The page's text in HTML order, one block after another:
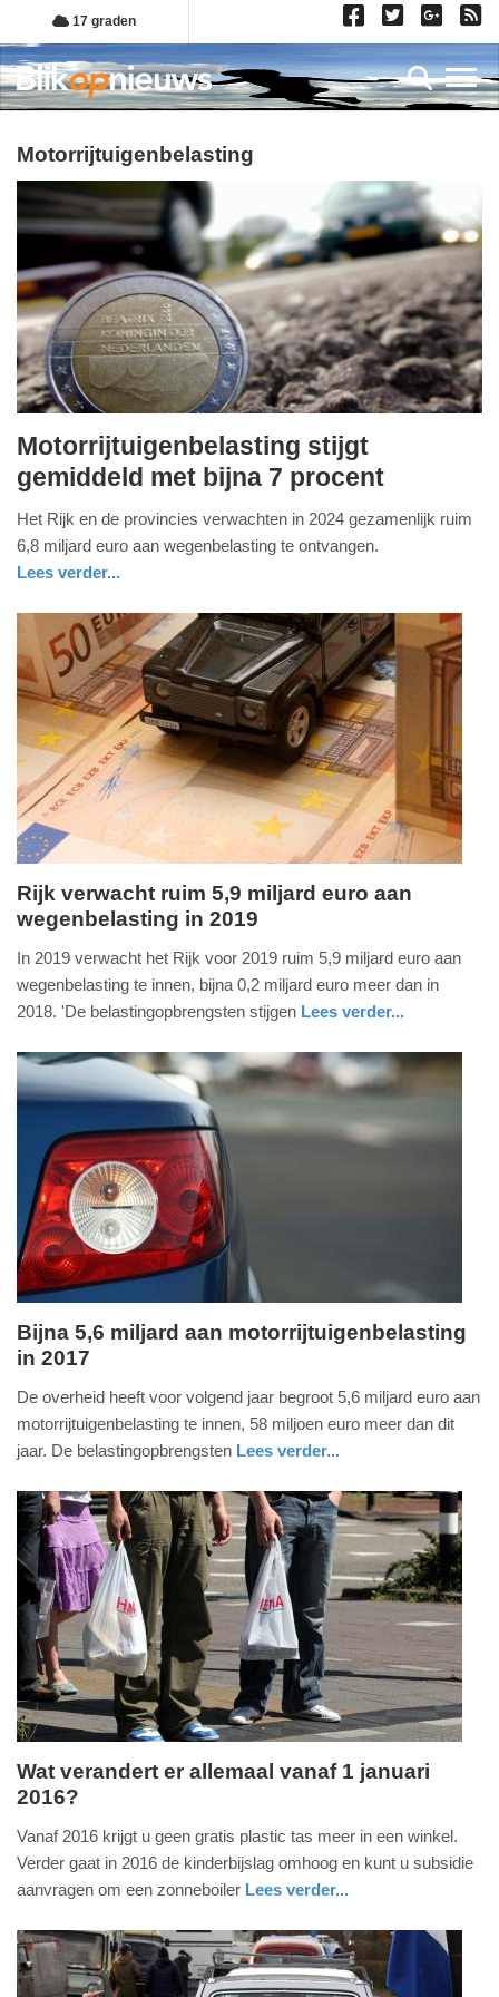
Overslaan
en
naar
de
gaan
17 graden
motorrijtuigenbelasting
donderdag,
8.
februari
2024
-
Update:
09-
04-
2025
09:10
Motorrijtuigenbelasting stijgt
gemiddeld met bijna 7 procent
Het Rijk en de provincies verwachten in 2024 gezamenlijk ruim
6,8 miljard euro aan wegenbelasting te ontvangen.
Lees verder...
donderdag,
2019
08:42
Update:
2025
09:10
Rijk verwacht ruim 5,9 miljard euro aan
wegenbelasting in 2019
In 2019 verwacht het Rijk voor 2019 ruim 5,9 miljard euro aan
wegenbelasting te innen, bijna 0,2 miljard euro meer dan in
2018. 'De belastingopbrengsten stijgen Lees verder...
holland
vrijdag,
-
07:47
Update:
09-
04-
2025
09:10
Bijna 5,6 miljard aan motorrijtuigenbelasting
in 2017
De overheid heeft voor volgend jaar begroot 5,6 miljard euro aan
motorrijtuigenbelasting te innen, 58 miljoen euro meer dan dit
jaar. De belastingopbrengsten Lees verder...
holland
donderdag,
16:32
Update:
Wat verandert er allemaal vanaf 1 januari
2016?
Vanaf 2016 krijgt u geen gratis plastic tas meer in een winkel.
Verder gaat in 2016 de kinderbijslag omhoog en kunt u subsidie
aanvragen om een zonneboiler Lees verder...
holland